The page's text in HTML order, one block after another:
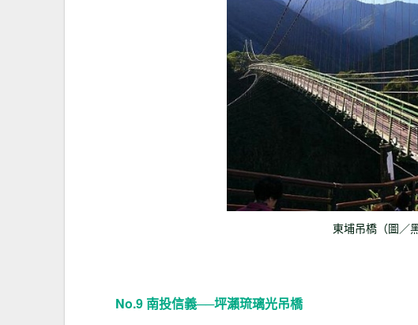
東埔吊橋（圖／
No.9 南投信義──坪瀨琉璃光吊橋